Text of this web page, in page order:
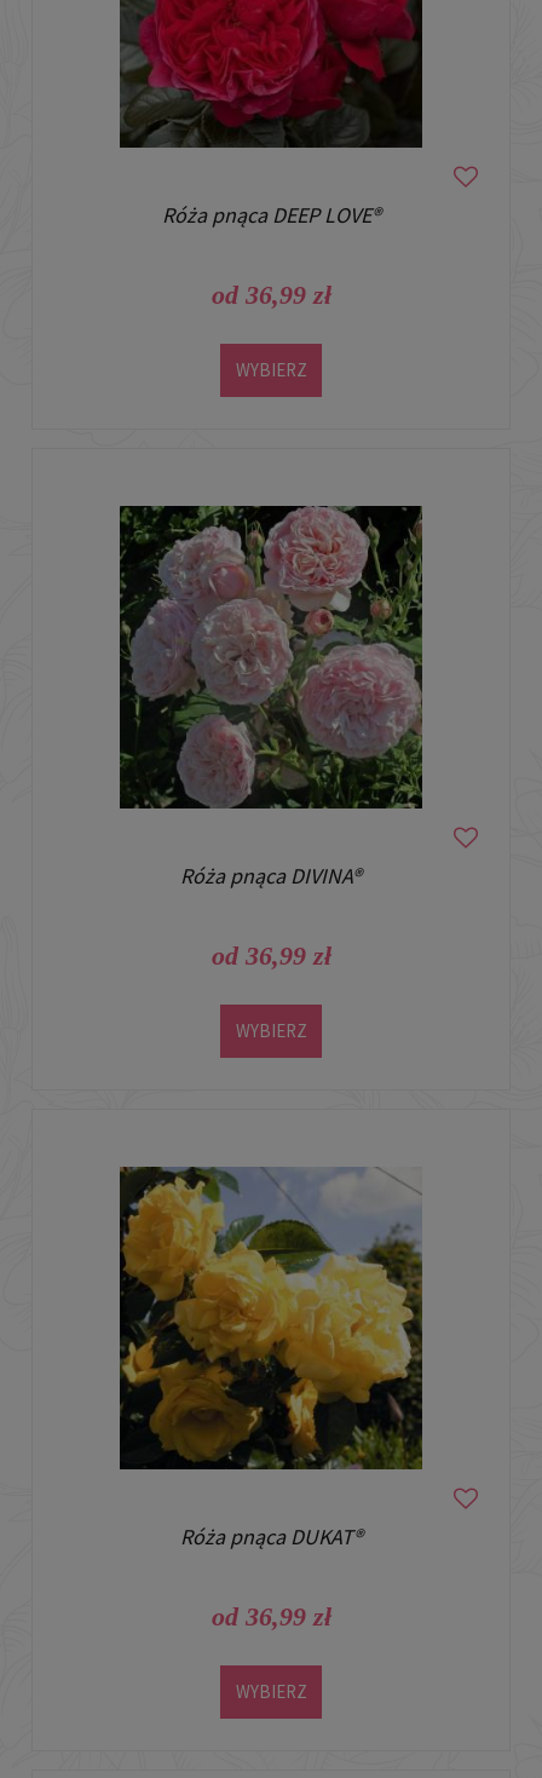
Róża pnąca DEEP LOVE®
od 36,99 zł
WYBIERZ
Róża pnąca DIVINA®
od 36,99 zł
WYBIERZ
Róża pnąca DUKAT®
od 36,99 zł
WYBIERZ